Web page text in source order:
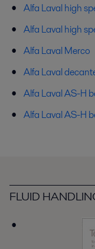
Alfa Laval high
Alfa Laval high
Alfa Laval Merco
Alfa Laval
Alfa Laval AS-H
Alfa Laval AS-H
FLUID